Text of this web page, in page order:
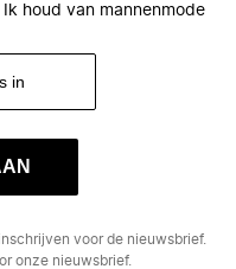
Ik houd van mannenmode
voor de nieuwsbrief.
onze nieuwsbrief.